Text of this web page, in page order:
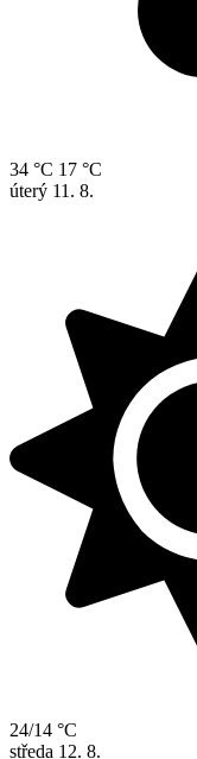
34 °C 17 °C
úterý 11. 8.
24/14 °C
středa 12. 8.